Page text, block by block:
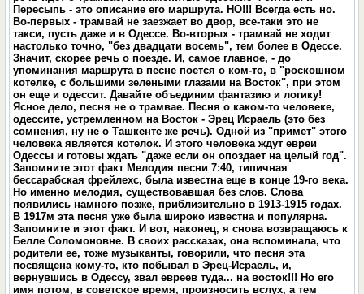
Пересыпь - это описание его маршрута. НО!!! Всегда есть но.
Во-первых - трамвай не заезжает во двор, все-таки это не
такси, пусть даже и в Одессе. Во-вторых - трамвай не ходит
настолько точно, "без двадцати восемь", тем более в Одессе.
Значит, скорее речь о поезде. И, самое главное, - до
упоминания маршрута в песне поется о ком-то, в "роскошном
котелке, с большими зелеными глазами на Восток", при этом
он еще и одессит. Давайте объединим фантазию и логику!
Ясное дело, песня не о трамвае. Песня о каком-то человеке,
одессите, устремленном на Восток - Эрец Исраель (это без
сомнения, ну не о Ташкенте же речь). Одной из "примет" этого
человека является котелок. И этого человека ждут евреи
Одессы и готовы ждать "даже если он опоздает на целый год".
Запомните этот факт Мелодия песни 7:40, типичная
бессарабская фрейлехс, была известна еще в конце 19-го века.
Но именно мелодия, существовавшая без слов. Слова
появились намного позже, приблизительно в 1913-1915 годах.
В 1917м эта песня уже была широко известна и популярна.
Запомните и этот факт. И вот, наконец, я снова возвращаюсь к
Белле Соломоновне. В своих рассказах, она вспоминала, что
родители ее, тоже музыканты, говорили, что песня эта
посвящена кому-то, кто побывал в Эрец-Исраель, и,
вернувшись в Одессу, звал евреев туда... на восток!!! Но его
имя потом, в советское время, произносить вслух, а тем